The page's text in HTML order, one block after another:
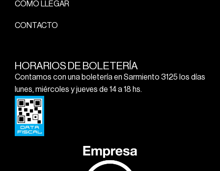
CÓMO LLEGAR
CONTACTO
HORARIOS DE BOLETERÍA
Contamos con una boletería en Sarmiento 3125 los días
lunes, miércoles y jueves de 14 a 18 hs.